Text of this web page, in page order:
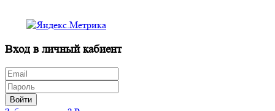
Вход в личный кабиент
Войти